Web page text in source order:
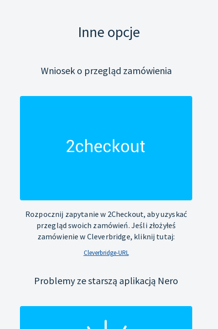
Inne opcje
Wniosek o przegląd zamówienia
Rozpocznij zapytanie w 2Checkout, aby uzyskać
przegląd swoich zamówień. Jeśli złożyłeś
zamówienie w Cleverbridge, kliknij tutaj:
Cleverbridge-URL
Problemy ze starszą aplikacją Nero